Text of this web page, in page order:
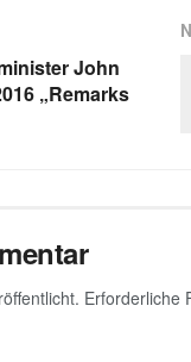
b
o
g
e
John
„Remarks
Erforderliche